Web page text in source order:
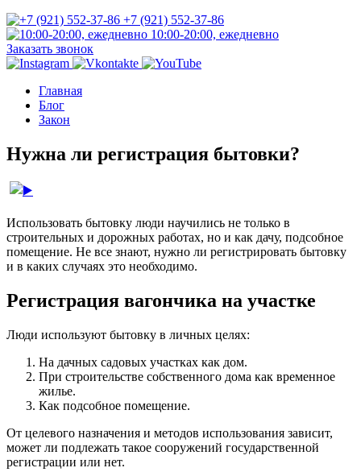
+7 (921) 552-37-86
10:00-20:00, ежедневно
Заказать звонок
Главная
Блог
Закон
Нужна ли регистрация бытовки?
Использовать бытовку люди научились не только в
строительных и дорожных работах, но и как дачу, подсобное
помещение. Не все знают, нужно ли регистрировать бытовку
и в каких случаях это необходимо.
Регистрация вагончика на участке
Люди используют бытовку в личных целях:
На дачных садовых участках как дом.
При строительстве собственного дома как временное
жилье.
Как подсобное помещение.
От целевого назначения и методов использования зависит,
может ли подлежать такое сооружений государственной
регистрации или нет.